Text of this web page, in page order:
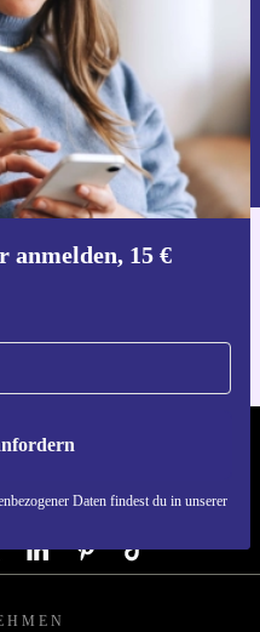
anmelden, 15 €
Daten findest du in unserer
Daten findest
.
refurbed-App
- RETHINK NEW.
UNS